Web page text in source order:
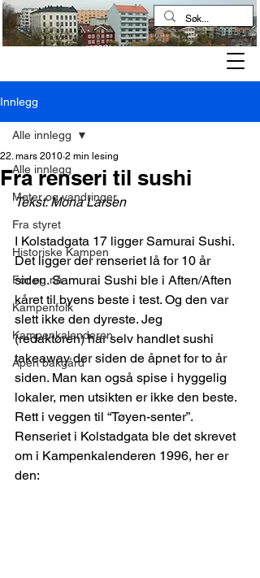
Innlegg
Alle innlegg
Møter og vandringer
Fra styret
Historiske Kampen
Før og nå
Kampenfolk
Kampenkalenderen
Åpen bakgård
Alle innlegg
Fra renseri til sushi
22. mars 2010 2 min lesing
Tekst: Mona Larsen
I Kolstadgata 17 ligger Samurai Sushi.
Det ligger der renseriet lå for 10 år
siden. Samurai Sushi ble i Aften/Aften
kåret til byens beste i test. Og den var
slett ikke den dyreste. Jeg
(redaktøren) har selv handlet sushi
takeaway der siden de åpnet for to år
siden. Man kan også spise i hyggelig
lokaler, men utsikten er ikke den beste.
Rett i veggen til “Tøyen-senter”.
Renseriet i Kolstadgata ble det skrevet
om i Kampenkalenderen 1996, her er
den: